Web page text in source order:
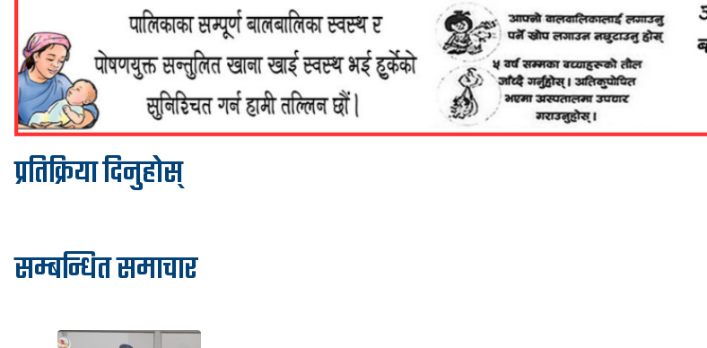
प्रतिक्रिया दिनुहोस्
सम्बन्धित समाचार